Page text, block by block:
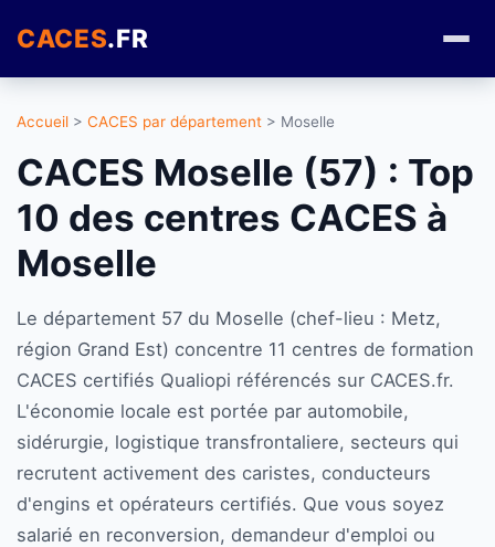
CACES.FR
Accueil > CACES par département > Moselle
CACES Moselle (57) : Top
10 des centres CACES à
Moselle
Le département 57 du Moselle (chef-lieu : Metz,
région Grand Est) concentre 11 centres de formation
CACES certifiés Qualiopi référencés sur CACES.fr.
L'économie locale est portée par automobile,
sidérurgie, logistique transfrontaliere, secteurs qui
recrutent activement des caristes, conducteurs
d'engins et opérateurs certifiés. Que vous soyez
salarié en reconversion, demandeur d'emploi ou